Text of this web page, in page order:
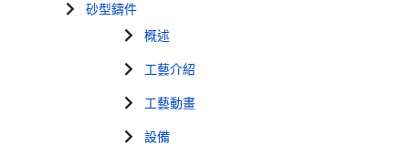
砂型鑄件
概述
工藝介紹
工藝動畫
設備